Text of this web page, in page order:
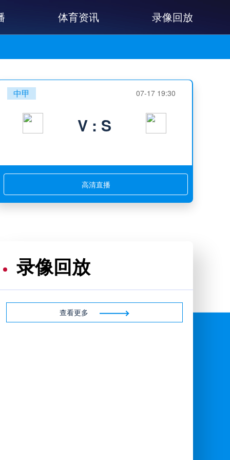
体育资讯 录像回放
中甲 07-17 19:30
V : S
高清直播
录像回放
查看更多